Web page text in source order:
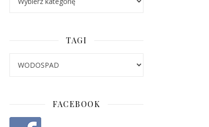
TAGI
FACEBOOK